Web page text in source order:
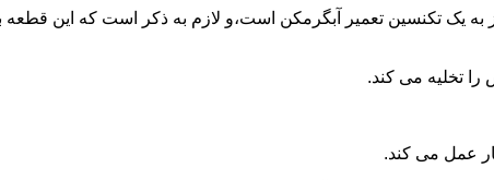
به یک تکنسین تعمیر آبگرمکن است،و لازم به ذکر است که این
عمل می کند.